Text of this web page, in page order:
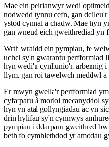
Mae ein peirianwyr wedi
nodwedd tynnu cefn, gan
ystod cynnal a chadw. Mae hyn
gan wneud eich gweithrediad yn
Wrth wraidd ein pympiau, fe
uchel sy'n gwarantu perfformiad
hyn wedi'u cynllunio'n arbennig
llym, gan roi tawelwch meddwl
Er mwyn gwella'r perfformiad
cyfarparu â morloi mecanyddol
hyn yn atal gollyngiadau ac yn
drin hylifau sy'n cynnwys
pympiau i ddarparu gweithred
beth fo cymhlethdod yr amodau